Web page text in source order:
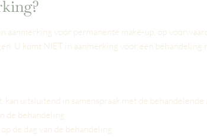
aanmerking voor permanente make-up, op
U komt NIET in aanmerking voor een behandeling
uitsluitend in samenspraak met de behandelende
de behandeling
de dag van de behandeling